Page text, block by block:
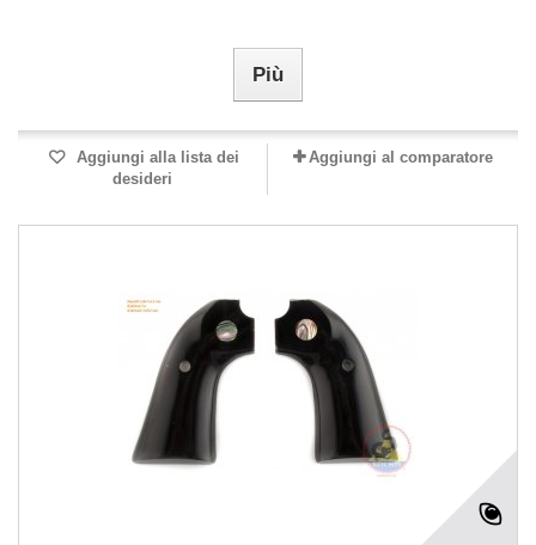
Più
Aggiungi alla lista dei
desideri
Aggiungi al comparatore